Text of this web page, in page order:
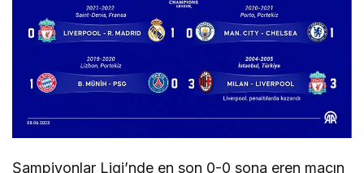
Şampiyonlar Ligi’nde en son 0-0 sona eren maçın